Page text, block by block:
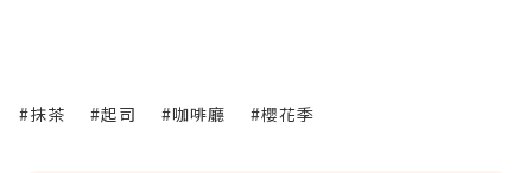
#抹茶 #起司 #咖啡廳 #櫻花季